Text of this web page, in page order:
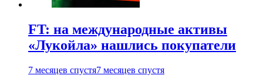
FT: на международные активы
«Лукойла» нашлись покупатели
7 месяцев спустя7 месяцев спустя